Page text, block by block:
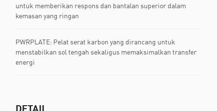
untuk memberikan respons dan bantalan superior dalam
kemasan yang ringan
PWRPLATE: Pelat serat karbon yang dirancang untuk
menstabilkan sol tengah sekaligus memaksimalkan transfer
energi
DETAIL